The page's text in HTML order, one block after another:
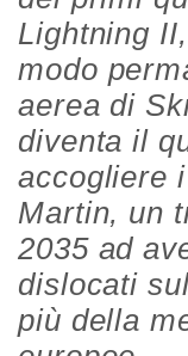
Lightning
modo
aerea di
diventa il
accogliere
Martin, un
2035 ad
dislocati
più della